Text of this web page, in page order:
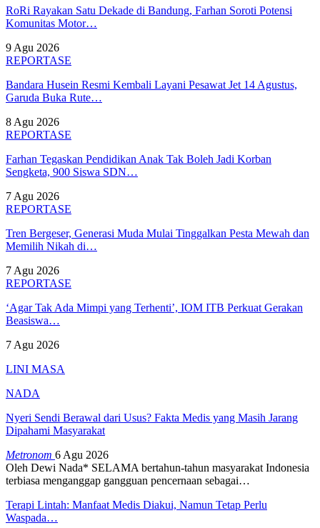
RoRi Rayakan Satu Dekade di Bandung, Farhan Soroti Potensi
Komunitas Motor…
9 Agu 2026
REPORTASE
Bandara Husein Resmi Kembali Layani Pesawat Jet 14 Agustus,
Garuda Buka Rute…
8 Agu 2026
REPORTASE
Farhan Tegaskan Pendidikan Anak Tak Boleh Jadi Korban
Sengketa, 900 Siswa SDN…
7 Agu 2026
REPORTASE
Tren Bergeser, Generasi Muda Mulai Tinggalkan Pesta Mewah dan
Memilih Nikah di…
7 Agu 2026
REPORTASE
‘Agar Tak Ada Mimpi yang Terhenti’, IOM ITB Perkuat Gerakan
Beasiswa…
7 Agu 2026
LINI MASA
NADA
Nyeri Sendi Berawal dari Usus? Fakta Medis yang Masih Jarang
Dipahami Masyarakat
Metronom 6 Agu 2026
Oleh Dewi Nada* SELAMA bertahun-tahun masyarakat Indonesia
terbiasa menganggap gangguan pencernaan sebagai…
Terapi Lintah: Manfaat Medis Diakui, Namun Tetap Perlu
Waspada…